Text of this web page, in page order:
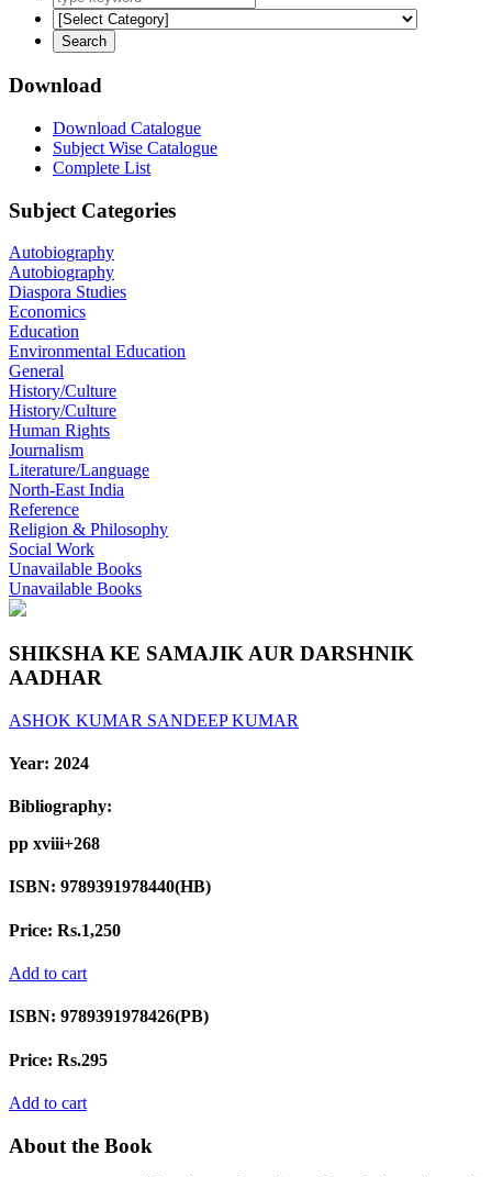
Download
Download Catalogue
Subject Wise Catalogue
Complete List
Subject Categories
Autobiography
Autobiography
Diaspora Studies
Economics
Education
Environmental Education
General
History/Culture
History/Culture
Human Rights
Journalism
Literature/Language
North-East India
Reference
Religion & Philosophy
Social Work
Unavailable Books
Unavailable Books
SHIKSHA KE SAMAJIK AUR DARSHNIK
AADHAR
ASHOK KUMAR SANDEEP KUMAR
Year: 2024
Bibliography:
pp xviii+268
ISBN: 9789391978440(HB)
Price: Rs.1,250
Add to cart
ISBN: 9789391978426(PB)
Price: Rs.295
Add to cart
About the Book